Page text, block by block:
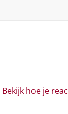
Bekijk hoe je